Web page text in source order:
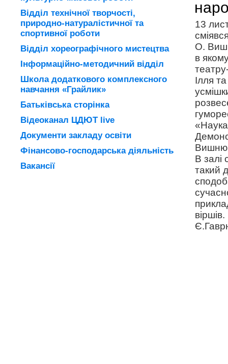
13
О.
в
Ілля
Вишню
В залі
такий
Відділ технічної творчості,
природно-натуралістичної та
спортивної роботи
Відділ хореографічного мистецтва
Інформаційно-методичний відділ
Школа додаткового комплексного
навчання «Грайлик»
Батьківська сторінка
Відеоканал ЦДЮТ live
Документи закладу освіти
Фінансово-господарська діяльність
Вакансії